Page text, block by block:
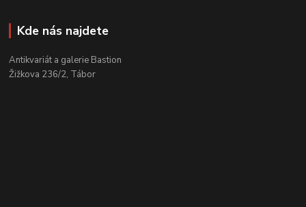
Kde nás najdete
Antikvariát a galerie Bastion
Žižkova 236/2, Tábor